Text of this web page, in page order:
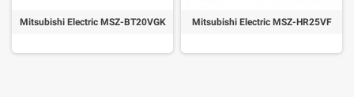
Mitsubishi Electric MSZ-BT20VGK Mitsubishi Electric MSZ-HR25VF